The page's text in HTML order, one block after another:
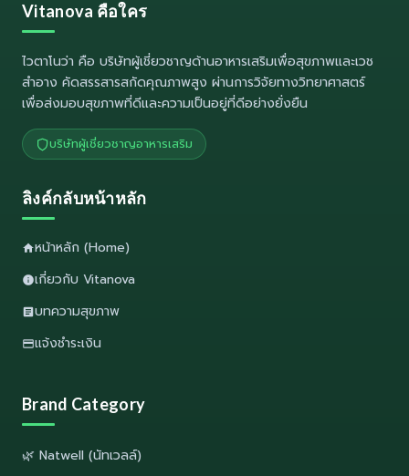
Vitanova คือใคร
ไวตาโนว่า คือ บริษัทผู้เชี่ยวชาญด้านอาหารเสริมเพื่อสุขภาพและเวช
สำอาง คัดสรรสารสกัดคุณภาพสูง ผ่านการวิจัยทางวิทยาศาสตร์
เพื่อส่งมอบสุขภาพที่ดีและความเป็นอยู่ที่ดีอย่างยั่งยืน
บริษัทผู้เชี่ยวชาญอาหารเสริม
ลิงค์กลับหน้าหลัก
หน้าหลัก (Home)
เกี่ยวกับ Vitanova
บทความสุขภาพ
แจ้งชำระเงิน
Brand Category
🌿 Natwell (นัทเวลล์)